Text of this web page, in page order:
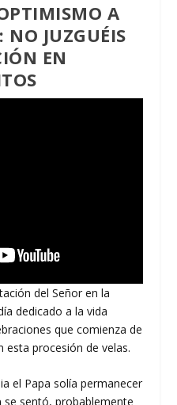
A
NO JUZGUÉIS
EN
del Señor en la
dedicado a la vida
que comienza de
procesión de velas.
el Papa solía permanecer
sentó, probablemente